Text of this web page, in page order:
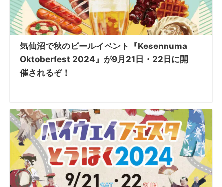
気仙沼で秋のビールイベント『Kesennuma
Oktoberfest 2024』が9月21日・22日に開
催されるぞ！